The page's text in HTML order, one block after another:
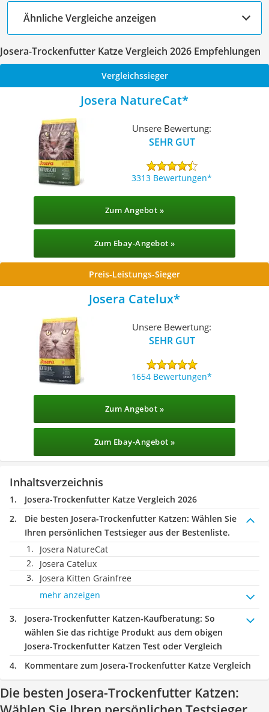
Ähnliche Vergleiche anzeigen
Josera-Trockenfutter Katze Vergleich 2026 Empfehlungen
Vergleichssieger
Josera NatureCat
Unsere Bewertung:
SEHR GUT
3313 Bewertungen
Zum Angebot »
Zum Ebay-Angebot »
Preis-Leistungs-Sieger
Josera Catelux
Unsere Bewertung:
SEHR GUT
1654 Bewertungen
Zum Angebot »
Zum Ebay-Angebot »
Inhaltsverzeichnis
Josera-Trockenfutter Katze Vergleich 2026
Die besten Josera-Trockenfutter Katzen: Wählen Sie
Ihren persönlichen Testsieger aus der Bestenliste.
Josera NatureCat
Josera Catelux
Josera Kitten Grainfree
mehr anzeigen
Josera-Trockenfutter Katzen-Kaufberatung: So
wählen Sie das richtige Produkt aus dem obigen
Josera-Trockenfutter Katzen Test oder Vergleich
Kommentare zum Josera-Trockenfutter Katze Vergleich
Die besten Josera-Trockenfutter Katzen: